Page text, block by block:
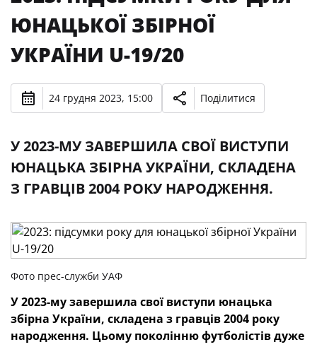
ЮНАЦЬКОЇ ЗБІРНОЇ
УКРАЇНИ U-19/20
24 грудня 2023, 15:00 Поділитися
У 2023-МУ ЗАВЕРШИЛА СВОЇ ВИСТУПИ
ЮНАЦЬКА ЗБІРНА УКРАЇНИ, СКЛАДЕНА
З ГРАВЦІВ 2004 РОКУ НАРОДЖЕННЯ.
Фото прес-служби УАФ
У 2023-му завершила свої виступи юнацька
збірна України, складена з гравців 2004 року
народження. Цьому поколінню футболістів дуже